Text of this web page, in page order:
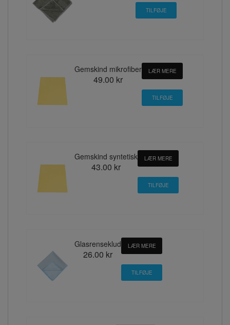
Gemskind mikrofiber
49.00 kr
LÆR MERE
Gemskind syntetisk
43.00 kr
LÆR MERE
Glasrenseklud
26.00 kr
LÆR MERE